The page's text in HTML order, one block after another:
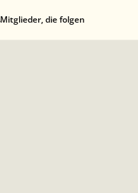
Mitglieder, die folgen